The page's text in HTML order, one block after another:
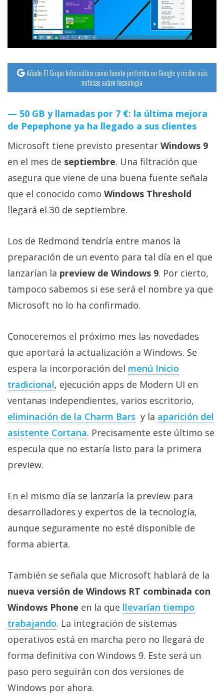
Operadores
Trucos
Tutoriales
Ciberseguridad
Sistemas
operativos
Profesional
+
temas
Sorteos
Foros
Contacto
Sobre
nosotros
/
Publicidad
/
Cambiar
opciones
de
/
Legal
comunicación
digital donde
noticias sobre
tecnología,
móviles,
apps,
informática,
videojuegos,
comparativas,
trucos y
tutoriales.
El Grupo
Informático
Añade El Grupo Informático como fuente preferida en Google y recibe más
noticias sobre tecnología
50 GB y llamadas por 7 €: la última mejora
de Pepephone ya ha llegado a sus clientes
Microsoft tiene previsto presentar Windows 9
en el mes de septiembre. Una filtración que
asegura que viene de una buena fuente señala
que el conocido como Windows Threshold
llegará el 30 de septiembre.
Los de Redmond tendría entre manos la
preparación de un evento para tal día en el que
lanzarían la preview de Windows 9. Por cierto,
tampoco sabemos si ese será el nombre ya que
Microsoft no lo ha confirmado.
Conoceremos el próximo mes las novedades
que aportará la actualización a Windows. Se
espera la incorporación del menú Inicio
tradicional, ejecución apps de Modern UI en
ventanas independientes, varios escritorio,
eliminación de la Charm Bars y la aparición del
asistente Cortana. Precisamente este último se
especula que no estaría listo para la primera
preview.
En el mismo día se lanzaría la preview para
desarrolladores y expertos de la tecnología,
aunque seguramente no esté disponible de
forma abierta.
También se señala que Microsoft hablará de la
nueva versión de Windows RT combinada con
Windows Phone en la que llevarían tiempo
trabajando. La integración de sistemas
operativos está en marcha pero no llegará de
forma definitiva con Windows 9. Este será un
paso pero seguirán con dos versiones de
Windows por ahora.